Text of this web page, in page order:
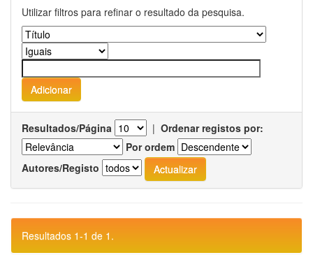
Utilizar filtros para refinar o resultado da pesquisa.
Resultados/Página | Ordenar registos por:
Por ordem
Autores/Registo
Resultados 1-1 de 1.